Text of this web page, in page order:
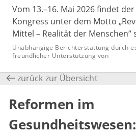
Vom 13.–16. Mai 2026 findet
Kongress unter dem Motto
Mittel – Realität der Menschen“
Unabhängige Berichterstattung durch
freundlicher Unterstützung von
zurück zur Übersicht
Reformen im